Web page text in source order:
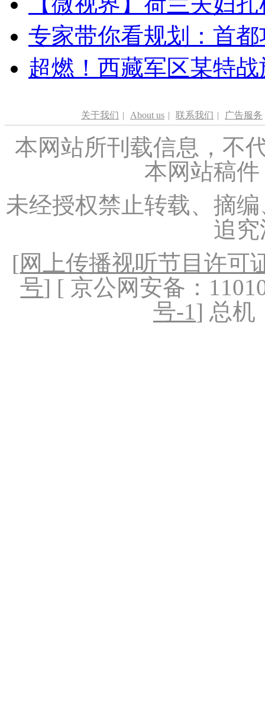
专家带你看规划：首
超燃！西藏军区某特
关于我们 | About us | 联系我们 | 广告服务
本网站所刊载信息，不
本网站稿
未经授权禁止转载、摘
追
[网上传播视听节目许可
号] [ 京公网安备：
号-1] 总机